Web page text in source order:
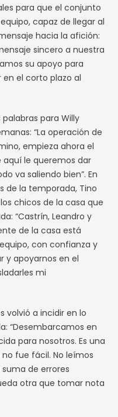
para que el conjunto
capaz de llegar al
hacia la afición:
sincero a nuestra
su apoyo para
el corto plazo al
para Willy
“La operación de
empieza ahora el
aquí le queremos dar
va saliendo bien”. En
de la temporada, Tino
chicos de la casa que
“Castrín, Leandro y
de la casa está
con confianza y
y apoyarnos en el
mi
volvió a incidir en lo
“Desembarcamos en
para nosotros. Es una
fue fácil. No leímos
de errores
otra que tomar nota